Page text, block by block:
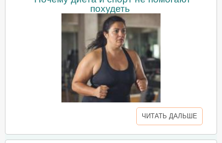
похудеть
ЧИТАТЬ ДАЛЬШЕ